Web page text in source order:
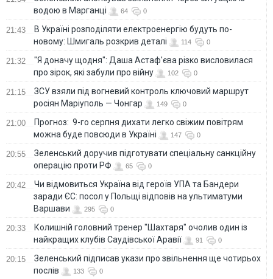
водою в Марганці
64 0
21:43
В Україні розподіляти електроенергію будуть по-
новому: Шмигаль розкрив деталі
114 0
21:32
"Я доначу щодня": Даша Астаф'єва різко висловилася
про зірок, які забули про війну
102 0
21:15
ЗСУ взяли під вогневий контроль ключовий маршрут
росіян Маріуполь — Чонгар
149 0
21:00
Прогноз: 9-го серпня дихати легко свіжим повітрям
можна буде повсюди в Україні
147 0
20:55
Зеленський доручив підготувати спеціальну санкційну
операцію проти РФ
65 0
20:42
Чи відмовиться Україна від героїв УПА та Бандери
заради ЄС: посол у Польщі відповів на ультиматуми
Варшави
295 0
20:33
Колишній головний тренер "Шахтаря" очолив один із
найкращих клубів Саудівської Аравії
91 0
20:15
Зеленський підписав укази про звільнення ще чотирьох
послів
133 0